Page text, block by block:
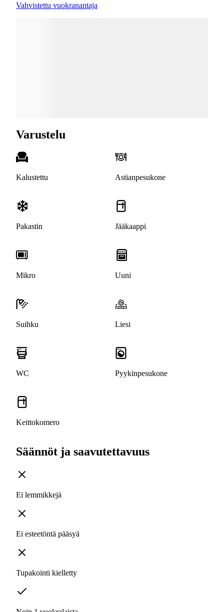
Vahvistettu vuokranantaja
Varustelu
Kalustettu Astianpesukone
Pakastin Jääkaappi
Mikro Uuni
Suihku Liesi
WC Pyykinpesukone
Keittokomero
Säännöt ja saavutettavuus
Ei lemmikkejä
Ei esteetöntä pääsyä
Tupakointi kielletty